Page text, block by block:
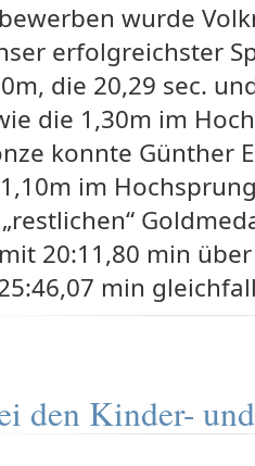
wurde
erfolgreichster
die 20,29 sec.
die 1,30m im
konnte Günther
im
20:11,80 min
min
den Kinder-